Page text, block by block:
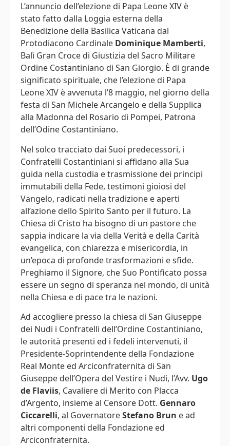
L’annuncio dell’elezione di Papa Leone XIV è
stato fatto dalla Loggia esterna della
Benedizione della Basilica Vaticana dal
Protodiacono Cardinale Dominique Mamberti,
Balì Gran Croce di Giustizia del Sacro Militare
Ordine Costantiniano di San Giorgio. È di grande
significato spirituale, che l’elezione di Papa
Leone XIV è avvenuta l’8 maggio, nel giorno della
festa di San Michele Arcangelo e della Supplica
alla Madonna del Rosario di Pompei, Patrona
dell’Odine Costantiniano.
Nel solco tracciato dai Suoi predecessori, i
Confratelli Costantiniani si affidano alla Sua
guida nella custodia e trasmissione dei principi
immutabili della Fede, testimoni gioiosi del
Vangelo, radicati nella tradizione e aperti
all’azione dello Spirito Santo per il futuro. La
Chiesa di Cristo ha bisogno di un pastore che
sappia indicare la via della Verità e della Carità
evangelica, con chiarezza e misericordia, in
un’epoca di profonde trasformazioni e sfide.
Preghiamo il Signore, che Suo Pontificato possa
essere un segno di speranza nel mondo, di unità
nella Chiesa e di pace tra le nazioni.
Ad accogliere presso la chiesa di San Giuseppe
dei Nudi i Confratelli dell’Ordine Costantiniano,
le autorità presenti ed i fedeli intervenuti, il
Presidente-Soprintendente della Fondazione
Real Monte ed Arciconfraternita di San
Giuseppe dell’Opera del Vestire i Nudi, l’Avv. Ugo
de Flaviis, Cavaliere di Merito con Placca
d’Argento, insieme al Censore Dott. Gennaro
Ciccarelli, al GovernatoreStefano Brun e ad
altri componenti della Fondazione ed
Arciconfraternita.